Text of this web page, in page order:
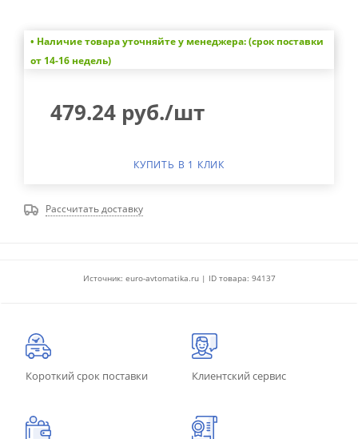
• Наличие товара уточняйте у менеджера: (срок поставки
от 14-16 недель)
479.24 руб./шт
КУПИТЬ В 1 КЛИК
Рассчитать доставку
Источник: euro-avtomatika.ru | ID товара: 94137
Короткий срок поставки Клиентский сервис